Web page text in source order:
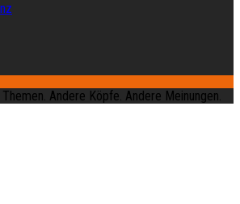
Andere Köpfe. Andere Meinungen.